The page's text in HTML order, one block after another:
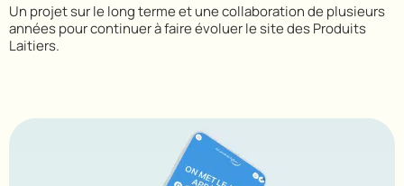
Un projet sur le long terme et une collaboration de plusieurs
années pour continuer à faire évoluer le site des Produits
Laitiers.